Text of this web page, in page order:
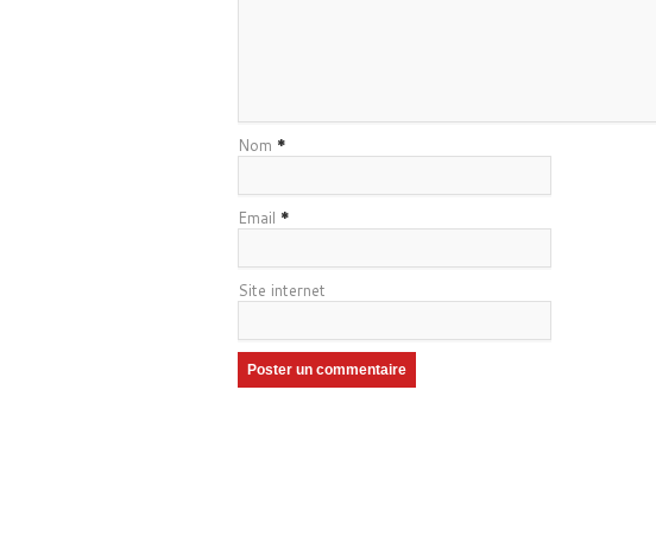
Nom *
Email *
Site internet